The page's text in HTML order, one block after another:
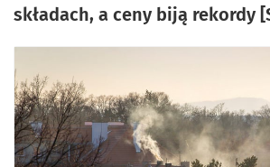
składach, a ceny biją rekordy